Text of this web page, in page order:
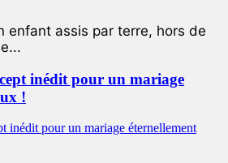
enfant assis par terre, hors de
inédit pour un mariage
!